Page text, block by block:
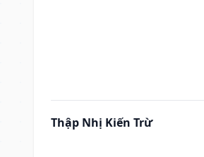
Thập Nhị Kiến Trừ